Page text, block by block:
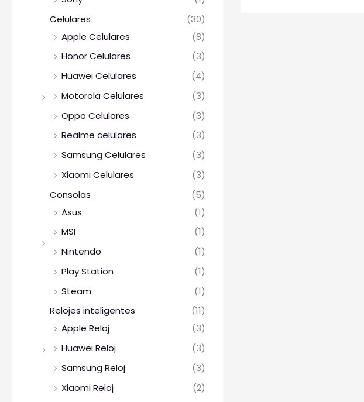
Celulares
(30)
Apple Celulares
(8)
Honor Celulares
(3)
Huawei Celulares
(4)
Motorola Celulares
(3)
Oppo Celulares
(3)
Realme celulares
(3)
Samsung Celulares
(3)
Xiaomi Celulares
(3)
Consolas
(5)
Asus
(1)
MSI
(1)
Nintendo
(1)
Play Station
(1)
Steam
(1)
Relojes inteligentes
(11)
Apple Reloj
(3)
Huawei Reloj
(3)
Samsung Reloj
(3)
Xiaomi Reloj
(2)